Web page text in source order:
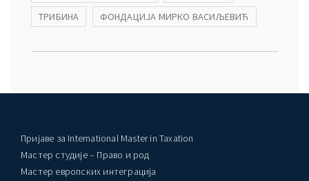
ТРИБИНА
ФОНДАЦИЈА МИРКО ВАСИЉЕВИЋ
Пријаве за International Master in Taxation
Мастер студије – Право и род
Мастер европских интеграција